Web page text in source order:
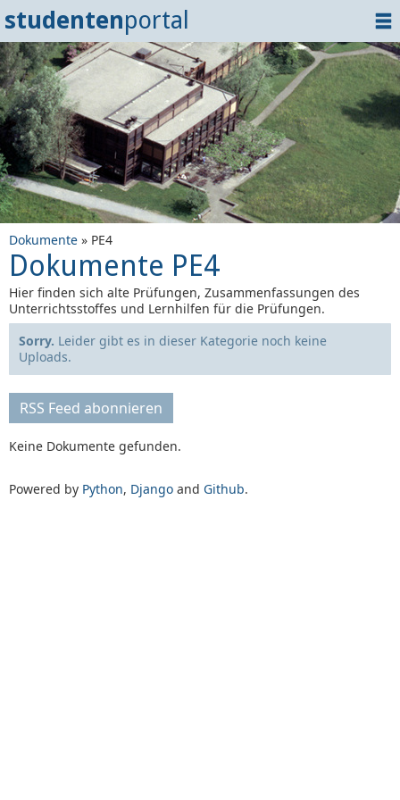
studentenportal
Home
Dokumente
Events
? Tipps
Login
Dokumente » PE4
Dokumente PE4
Hier finden sich alte Prüfungen, Zusammenfassungen des
Unterrichtsstoffes und Lernhilfen für die Prüfungen.
Sorry. Leider gibt es in dieser Kategorie noch keine
Uploads.
RSS Feed abonnieren
Keine Dokumente gefunden.
Powered by Python, Django and Github.